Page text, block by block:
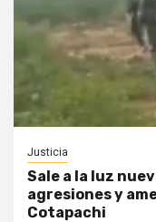
Justicia
Sale a la luz
agresiones y
Cotapachi